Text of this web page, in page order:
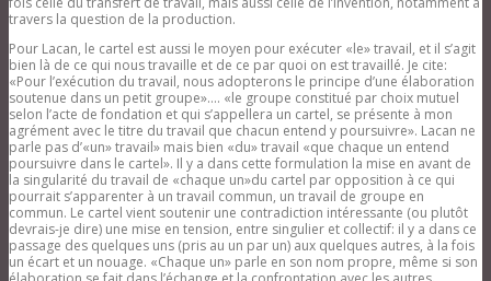
travers la question de la production.
Pour Lacan, le cartel est aussi le moyen pour exécuter «le» travail, et il s’agit
bien là de ce qui nous travaille et de ce par quoi on est travaillé. Je cite:
«Pour l’exécution du travail, nous adopterons le principe d’une élaboration
soutenue dans un petit groupe»…. «le groupe constitué par choix mutuel
selon l’acte de fondation et qui s’appellera un cartel, se présente à mon
agrément avec le titre du travail que chacun entend y poursuivre». Lacan ne
parle pas d’«un» travail» mais bien «du» travail «que chaque un entend
poursuivre dans le cartel». Il y a dans cette formulation la mise en avant de
la singularité du travail de «chaque un»du cartel par opposition à ce qui
pourrait s’apparenter à un travail commun, un travail de groupe en
commun. Le cartel vient soutenir une contradiction intéressante (ou plutôt
devrais-je dire) une mise en tension, entre singulier et collectif: il y a dans ce
passage des quelques uns (pris au un par un) aux quelques autres, à la fois
un écart et un nouage. «Chaque un» parle en son nom propre, même si son